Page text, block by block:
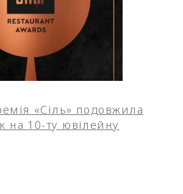
«Сіль» подовжила
на 10-ту ювілейну